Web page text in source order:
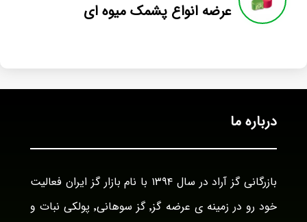
عرضه انواع پشمک میوه ای
درباره ما
بازرگانی گز آراد در سال ۱۳۹۴ با نام بازار گز ایران فعالیت
خود رو در زمینه ی عرضه گز٬ گز سوهانی٬ پولکی نبات و